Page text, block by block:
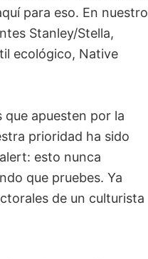
para eso. En nuestro
Stanley/Stella,
ecológico, Native
que apuesten por la
prioridad ha sido
esto nunca
que pruebes. Ya
de un culturista